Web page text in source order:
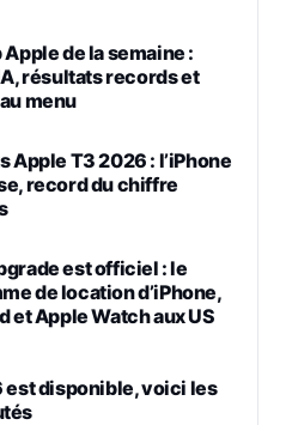
Apple de la semaine :
résultats records et
menu
Apple T3 2026 : l’iPhone
record du chiffre
est officiel : le
de location d’iPhone,
et Apple Watch aux US
est disponible, voici les